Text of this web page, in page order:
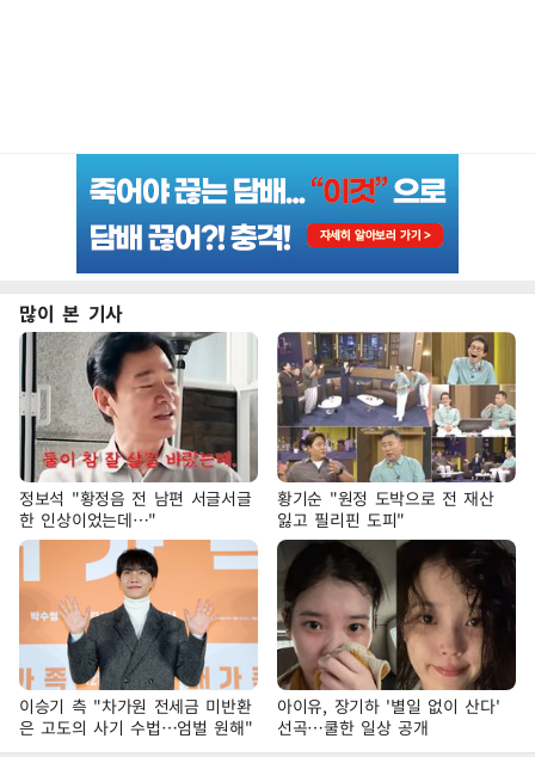
많이 본 기사
정보석 "황정음 전 남편 서글서글
한 인상이었는데…"
황기순 "원정 도박으로 전 재산
잃고 필리핀 도피"
이승기 측 "차가원 전세금 미반환
은 고도의 사기 수법…엄벌 원해"
아이유, 장기하 '별일 없이 산다'
선곡…쿨한 일상 공개